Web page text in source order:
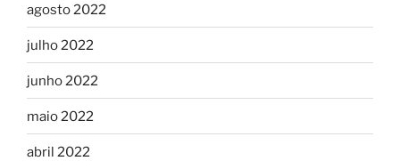
agosto 2022
julho 2022
junho 2022
maio 2022
abril 2022